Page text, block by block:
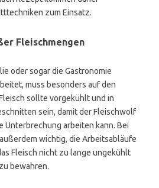
zum Einsatz.
Fleischmengen
oder sogar die Gastronomie
muss besonders auf den
sollte vorgekühlt und in
sein, damit der Fleischwolf
Unterbrechung arbeiten kann. Bei
wichtig, die Arbeitsabläufe
Fleisch nicht zu lange ungekühlt
bewahren.